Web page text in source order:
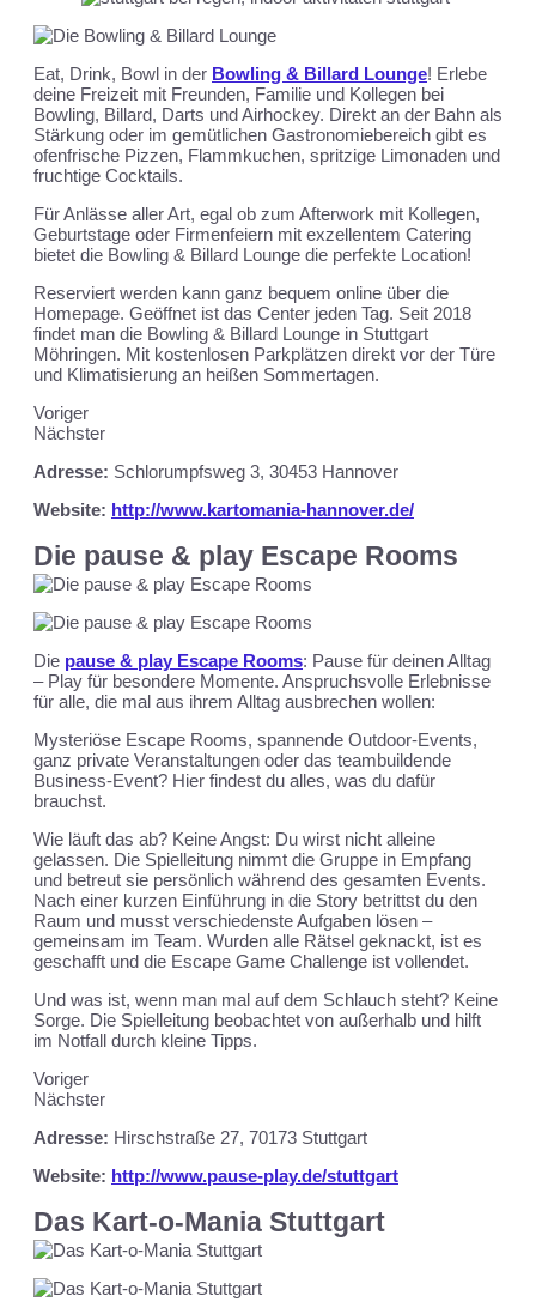
Eat, Drink, Bowl in der Bowling & Billard Lounge! Erlebe
deine Freizeit mit Freunden, Familie und Kollegen bei
Bowling, Billard, Darts und Airhockey. Direkt an der Bahn als
Stärkung oder im gemütlichen Gastronomiebereich gibt es
ofenfrische Pizzen, Flammkuchen, spritzige Limonaden und
fruchtige Cocktails.
Für Anlässe aller Art, egal ob zum Afterwork mit Kollegen,
Geburtstage oder Firmenfeiern mit exzellentem Catering
bietet die Bowling & Billard Lounge die perfekte Location!
Reserviert werden kann ganz bequem online über die
Homepage. Geöffnet ist das Center jeden Tag. Seit 2018
findet man die Bowling & Billard Lounge in Stuttgart
Möhringen. Mit kostenlosen Parkplätzen direkt vor der Türe
und Klimatisierung an heißen Sommertagen.
Voriger
Nächster
Adresse: Schlorumpfsweg 3, 30453 Hannover
Website: http://www.kartomania-hannover.de/
Die pause & play Escape Rooms
Die pause & play Escape Rooms: Pause für deinen Alltag
– Play für besondere Momente. Anspruchsvolle Erlebnisse
für alle, die mal aus ihrem Alltag ausbrechen wollen:
Mysteriöse Escape Rooms, spannende Outdoor-Events,
ganz private Veranstaltungen oder das teambuildende
Business-Event? Hier findest du alles, was du dafür
brauchst.
Wie läuft das ab? Keine Angst: Du wirst nicht alleine
gelassen. Die Spielleitung nimmt die Gruppe in Empfang
und betreut sie persönlich während des gesamten Events.
Nach einer kurzen Einführung in die Story betrittst du den
Raum und musst verschiedenste Aufgaben lösen –
gemeinsam im Team. Wurden alle Rätsel geknackt, ist es
geschafft und die Escape Game Challenge ist vollendet.
Und was ist, wenn man mal auf dem Schlauch steht? Keine
Sorge. Die Spielleitung beobachtet von außerhalb und hilft
im Notfall durch kleine Tipps.
Voriger
Nächster
Adresse: Hirschstraße 27, 70173 Stuttgart
Website: http://www.pause-play.de/stuttgart
Das Kart-o-Mania Stuttgart